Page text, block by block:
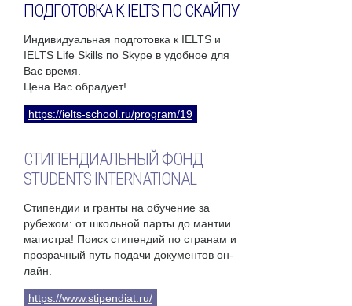
ПОДГОТОВКА К IELTS ПО СКАЙПУ
Индивидуальная подготовка к IELTS и
IELTS Life Skills по Skype в удобное для
Вас время.
Цена Вас обрадует!
https://ielts-school.ru/program/19
СТИПЕНДИАЛЬНЫЙ ФОНД
STUDENTS INTERNATIONAL
Стипендии и гранты на обучение за
рубежом: от школьной парты до мантии
магистра! Поиск стипендий по странам и
прозрачный путь подачи документов он-
лайн.
https://www.stipendiat.ru/